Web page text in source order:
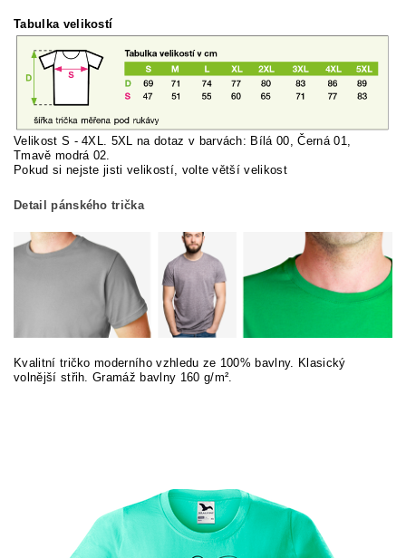
Tabulka velikostí
Velikost S - 4XL. 5XL na dotaz v barvách: Bílá 00, Černá 01,
Tmavě modrá 02.
Pokud si nejste jisti velikostí, volte větší velikost
Detail pánského trička
Kvalitní tričko moderního vzhledu ze 100% bavlny. Klasický
volnější střih. Gramáž bavlny 160 g/m².